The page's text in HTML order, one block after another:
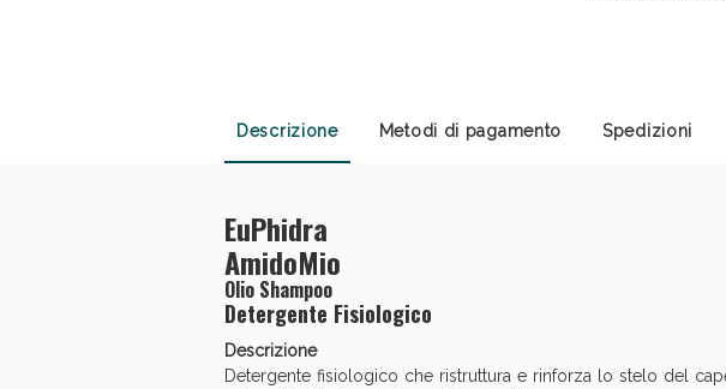
Descrizione Metodi di pagamento Spedizioni
EuPhidra
AmidoMio
Olio Shampoo
Detergente Fisiologico
Descrizione
Detergente fisiologico che ristruttura e rinforza lo stelo del